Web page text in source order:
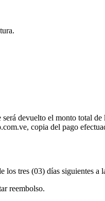
devuelto el monto total
copia del pago
tres (03) días siguientes a
reembolso.